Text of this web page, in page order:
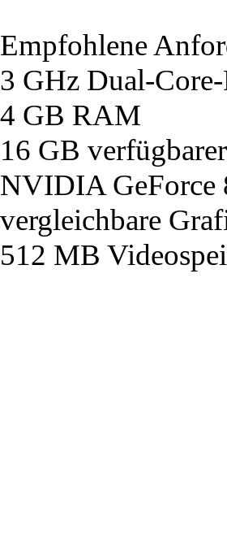
Empfohlene
3 GHz Dual-Core-
4 GB RAM
16 GB
NVIDIA GeForce
vergleichbare
512 MB